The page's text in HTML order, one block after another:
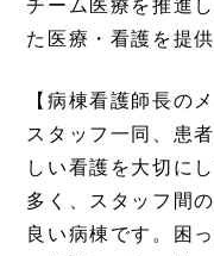
チーム医療を推進
た医療・看護を提供
【病棟看護師長の
スタッフ一同、患
しい看護を大切に
多く、スタッフ間
良い病棟です。困